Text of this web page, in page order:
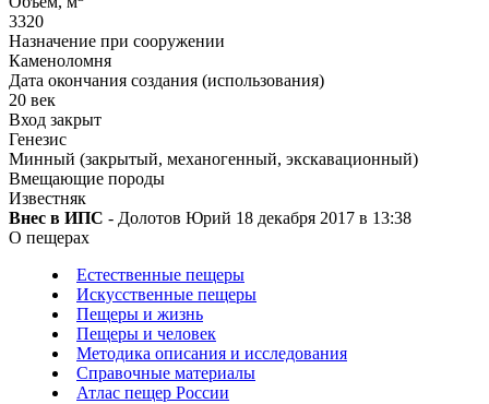
3320
Назначение при сооружении
Каменоломня
Дата окончания создания (использования)
20 век
Вход закрыт
Генезис
Минный (закрытый, механогенный, экскавационный)
Вмещающие породы
Известняк
Внес в ИПС - Долотов Юрий 18 декабря 2017 в 13:38
О пещерах
Естественные пещеры
Искусственные пещеры
Пещеры и жизнь
Пещеры и человек
Методика описания и исследования
Справочные материалы
Атлас пещер России